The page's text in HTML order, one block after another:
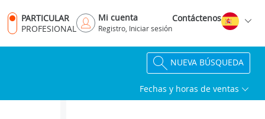
PARTICULAR
PROFESIONAL
Mi cuenta
Registro, Iniciar sesión
Contáctenos
NUEVA BÚSQUEDA
Fechas y horas de ventas